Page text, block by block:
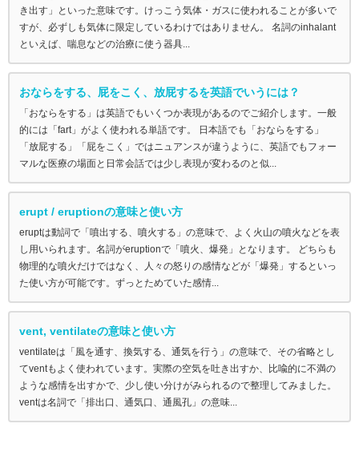
き出す」といった意味です。けっこう気体・ガスに使われることが多いで
すが、必ずしも気体に限定しているわけではありません。 名詞のinhalant
といえば、喘息などの治療に使う器具...
おならをする、屁をこく、放屁するを英語でいうには？
「おならをする」は英語でもいくつか表現があるのでご紹介します。一般
的には「fart」がよく使われる単語です。 日本語でも「おならをする」
「放屁する」「屁をこく」ではニュアンスが違うように、英語でもフォー
マルな医療の場面と日常会話では少し表現が変わるのと似...
erupt / eruptionの意味と使い方
eruptは動詞で「噴出する、噴火する」の意味で、よく火山の噴火などを表
し用いられます。名詞がeruptionで「噴火、爆発」となります。 どちらも
物理的な噴火だけではなく、人々の怒りの感情などが「爆発」するといっ
た使い方が可能です。ずっとためていた感情...
vent, ventilateの意味と使い方
ventilateは「風を通す、換気する、通気を行う」の意味で、その省略とし
てventもよく使われています。実際の空気を吐き出すか、比喩的に不満の
ような感情を出すかで、少し使い分けがみられるので整理してみました。
ventは名詞で「排出口、通気口、通風孔」の意味...